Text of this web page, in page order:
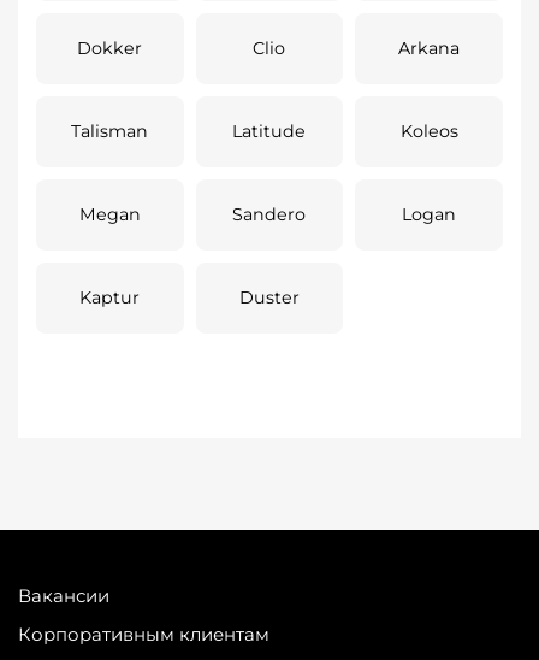
Dokker Clio Arkana
Talisman Latitude Koleos
Megan Sandero Logan
Kaptur Duster
Вакансии
Корпоративным клиентам